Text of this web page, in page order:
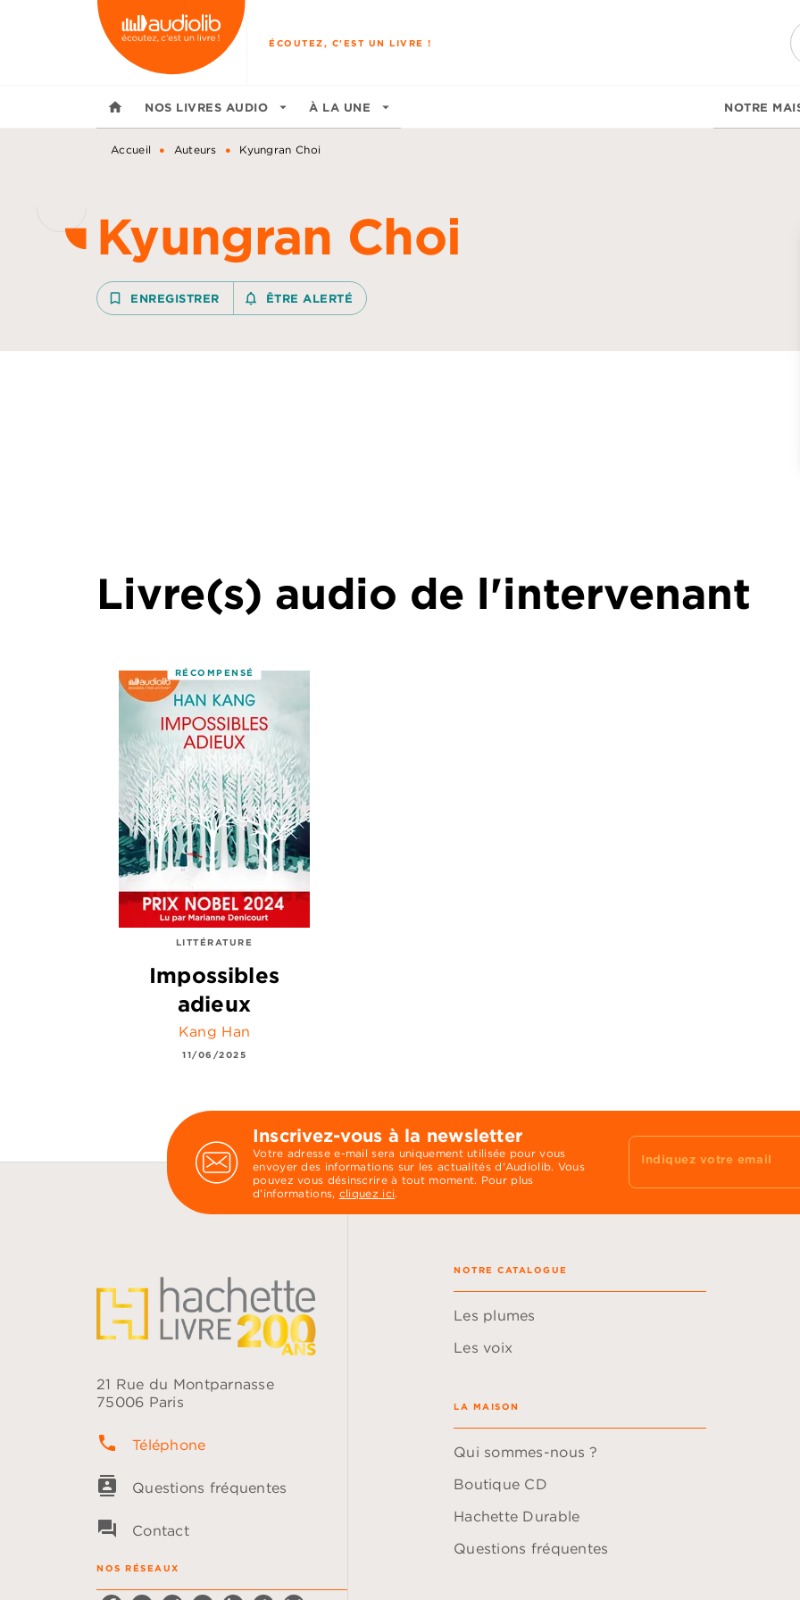
MENU RECHERCHE
ÉCOUTEZ, C'EST UN LIVRE !
home NOS LIVRES AUDIO arrow_drop_down À LA UNE arrow_drop_down NOTRE
Accueil • Auteurs • Kyungran Choi
Kyungran Choi
bookmark_border ENREGISTRER notifications_none_outlined
ÊTRE ALERTÉ
Livre(s) audio de l'intervenant
RÉCOMPENSÉ
LITTÉRATURE
Impossibles
adieux
Kang Han
11/06/2025
Inscrivez-vous à la newsletter
Votre adresse e-mail sera uniquement utilisée pour vous
envoyer des informations sur les actualités d'Audiolib. Vous
pouvez vous désinscrire à tout moment. Pour plus
d’informations, cliquez ici.
Indiquez votre email
21 Rue du Montparnasse
75006 Paris
phone Téléphone
contacts Questions fréquentes
question_answer Contact
NOS RÉSEAUX
NOTRE CATALOGUE
Les plumes
Les voix
LA MAISON
Qui sommes-nous ?
Boutique CD
Hachette Durable
Questions fréquentes